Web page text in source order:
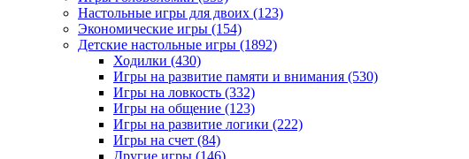
Настольные игры для двоих (123)
Экономические игры (154)
Детские настольные игры (1892)
Ходилки (430)
Игры на развитие памяти и внимания (530)
Игры на ловкость (332)
Игры на общение (123)
Игры на развитие логики (222)
Игры на счет (84)